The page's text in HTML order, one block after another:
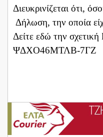
Διευκρινίζεται ότι,
Δήλωση, την οποία
Δείτε εδώ την
ΨΔΧΟ46ΜΤΛΒ-7ΓΖ